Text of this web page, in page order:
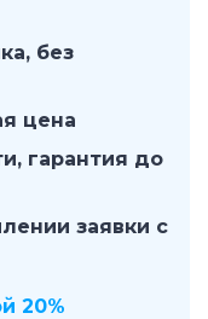
без
цена
гарантия до
заявки с
20%